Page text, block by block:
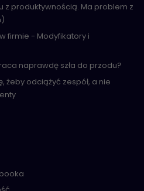
z produktywnością. Ma problem z
firmie - Modyfikatory i
naprawdę szła do przodu?
żeby odciążyć zespół, a nie